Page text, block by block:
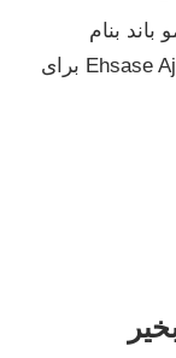
بنام
احساس عجیب با بالاترین کیفیت – Ehsase Ajib برای